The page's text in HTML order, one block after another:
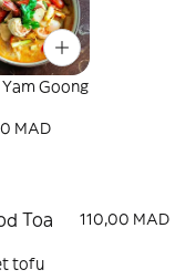
Goong
MAD
Toa
110,00 MAD
tofu